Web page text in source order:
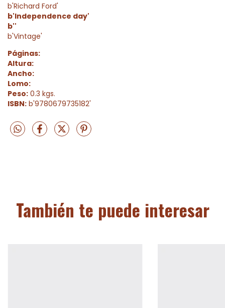
b'Richard Ford'
b'Independence day'
b''
b'Vintage'
Páginas:
Altura:
Ancho:
Lomo:
Peso: 0.3 kgs.
ISBN: b'9780679735182'
También te puede interesar